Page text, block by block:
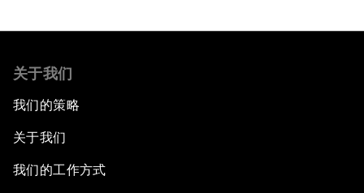
关于我们
我们的策略
关于我们
我们的工作方式